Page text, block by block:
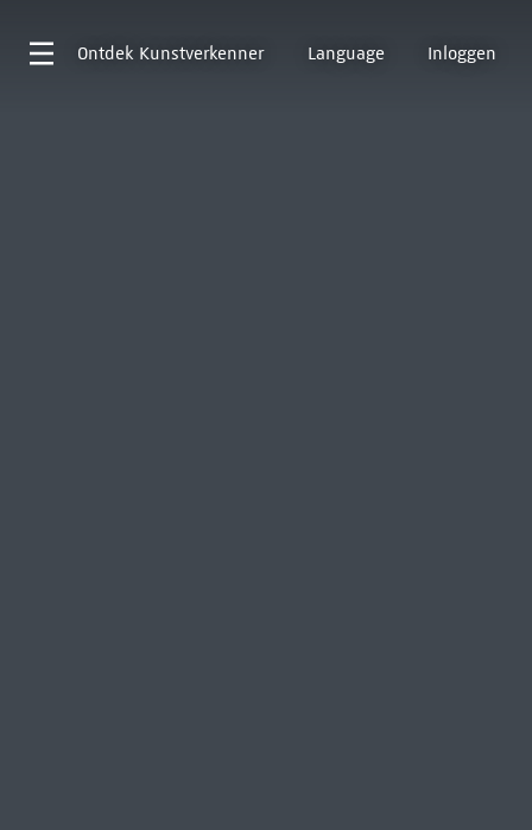
Ontdek Kunstverkenner Language Inloggen